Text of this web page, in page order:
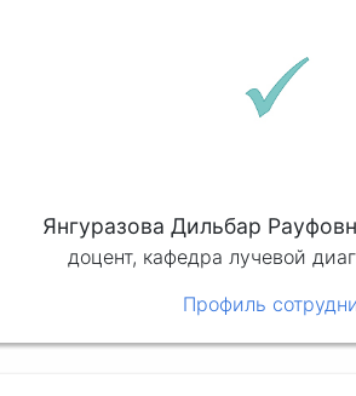
Янгуразова Дильбар
доцент, кафедра лучевой
Профиль